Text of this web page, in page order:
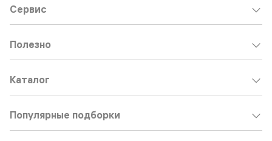
Сервис
Полезно
Каталог
Популярные подборки